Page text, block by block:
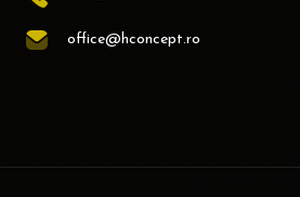
office@hconcept.ro